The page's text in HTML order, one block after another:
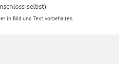
selbst)
in Bild und Text vorbehalten.